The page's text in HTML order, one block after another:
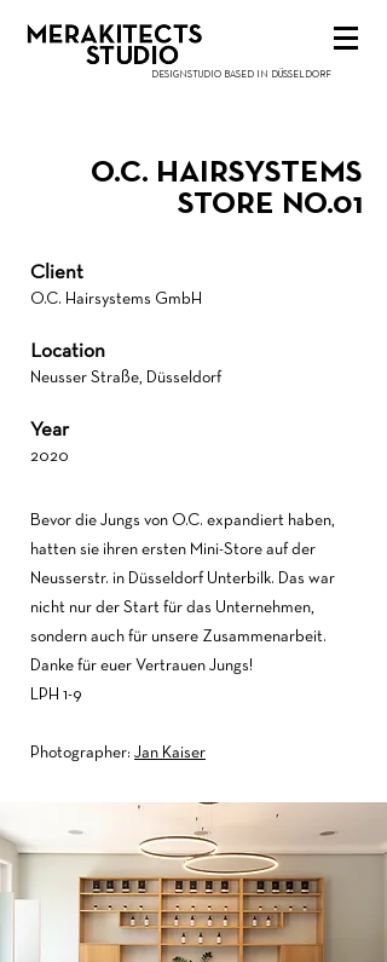
DESIGNSTUDIO BASED IN DÜSSELDORF
O.C. HAIRSYSTEMS
STORE NO.01
Client
O.C. Hairsystems GmbH
Location
Neusser Straße, Düsseldorf
Year
2020
Bevor die Jungs von O.C. expandiert haben,
hatten sie ihren ersten Mini-Store auf der
Neusserstr. in Düsseldorf Unterbilk. Das war
nicht nur der Start für das Unternehmen,
sondern auch für unsere Zusammenarbeit.
Danke für euer Vertrauen Jungs!
LPH 1-9
Photographer: Jan Kaiser